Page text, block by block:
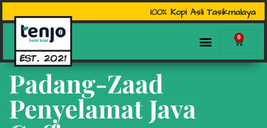
100% Kopi Asli Tasikmalaya
0
Padang-Zaad
Penyelamat Java